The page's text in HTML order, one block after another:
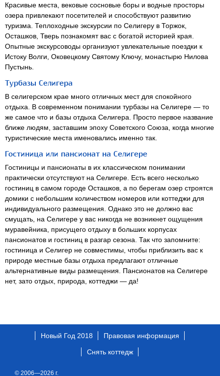
Красивые места, вековые сосновые боры и водные просторы
озера привлекают посетителей и способствуют развитию
туризма. Теплоходные экскурсии по Селигеру в Торжок,
Осташков, Тверь познакомят вас с богатой историей края.
Опытные экскурсоводы организуют увлекательные поездки к
Истоку Волги, Оковецкому Святому Ключу, монастырю Нилова
Пустынь.
Турбазы Селигера
В селигерском крае много отличных мест для спокойного
отдыха. В современном понимании турбазы на Селигере — то
же самое что и базы отдыха Селигера. Просто первое название
ближе людям, заставшим эпоху Советского Союза, когда многие
туристические места именовались именно так.
Гостиница или пансионат на Селигере
Гостиницы и пансионаты в их классическом понимании
практически отсутствуют на Селигере. Есть всего несколько
гостиниц в самом городе Осташков, а по берегам озер строятся
домики с небольшим количеством номеров или коттеджи для
индивидуального размещения. Однако это не должно вас
смущать, на Селигере у вас никогда не возникнет ощущения
муравейника, присущего отдыху в больших корпусах
пансионатов и гостиниц в разгар сезона. Так что запомните:
гостиница и Селигер не совместимы, чтобы приблизить вас к
природе местные базы отдыха предлагают отличные
альтернативные виды размещения. Пансионатов на Селигере
нет, зато отдых, природа, коттеджи — да!
Новый Год 2018 Правовая информация
Снять коттедж
© 2006—2026 г.